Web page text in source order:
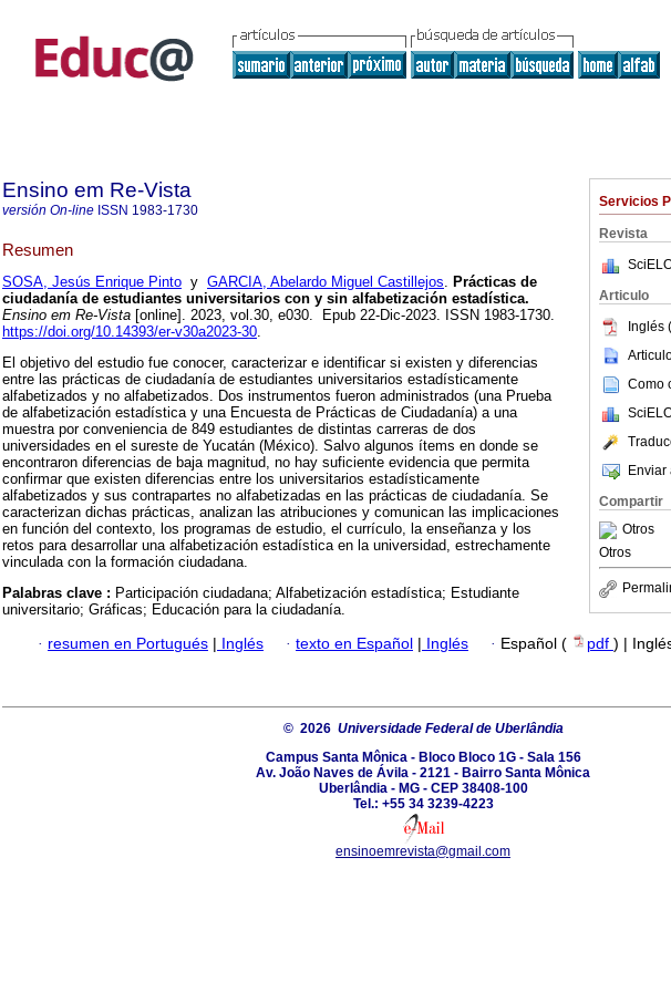
Servicios
Revista
Articulo
Inglés
Como
Enviar
Compartir
Otros
Otros
Ensino em Re-Vista
versión On-line ISSN 1983-1730
Resumen
SOSA, Jesús Enrique Pinto y GARCIA, Abelardo Miguel Castillejos. Prácticas de
ciudadanía de estudiantes universitarios con y sin alfabetización estadística.
Ensino em Re-Vista [online]. 2023, vol.30, e030. Epub 22-Dic-2023. ISSN 1983-1730.
https://doi.org/10.14393/er-v30a2023-30.
El objetivo del estudio fue conocer, caracterizar e identificar si existen y diferencias
entre las prácticas de ciudadanía de estudiantes universitarios estadísticamente
alfabetizados y no alfabetizados. Dos instrumentos fueron administrados (una Prueba
de alfabetización estadística y una Encuesta de Prácticas de Ciudadanía) a una
muestra por conveniencia de 849 estudiantes de distintas carreras de dos
universidades en el sureste de Yucatán (México). Salvo algunos ítems en donde se
encontraron diferencias de baja magnitud, no hay suficiente evidencia que permita
confirmar que existen diferencias entre los universitarios estadísticamente
alfabetizados y sus contrapartes no alfabetizadas en las prácticas de ciudadanía. Se
caracterizan dichas prácticas, analizan las atribuciones y comunican las implicaciones
en función del contexto, los programas de estudio, el currículo, la enseñanza y los
retos para desarrollar una alfabetización estadística en la universidad, estrechamente
vinculada con la formación ciudadana.
Palabras clave : Participación ciudadana; Alfabetización estadística; Estudiante
universitario; Gráficas; Educación para la ciudadanía.
· resumen en Portugués | Inglés · texto en Español | Inglés · Español ( pdf ) |
© 2026 Universidade Federal de Uberlândia
Campus Santa Mônica - Bloco Bloco 1G - Sala 156
Av. João Naves de Ávila - 2121 - Bairro Santa Mônica
Uberlândia - MG - CEP 38408-100
Tel.: +55 34 3239-4223
ensinoemrevista@gmail.com